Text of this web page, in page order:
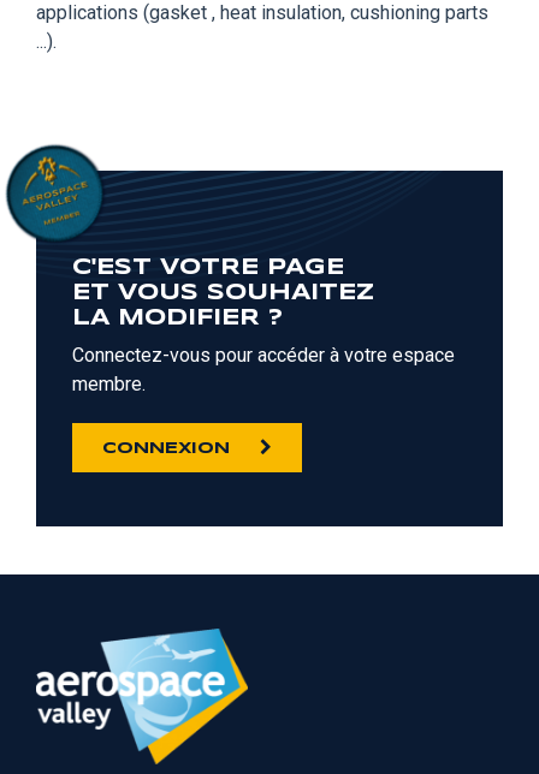
applications (gasket , heat insulation, cushioning parts
...).
C'EST VOTRE PAGE
ET VOUS SOUHAITEZ
LA MODIFIER ?
Connectez-vous pour accéder à votre espace
membre.
CONNEXION